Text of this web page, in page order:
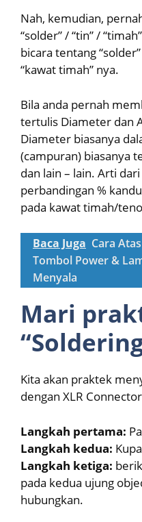
Nah, kemudian,
“solder” / “tin” /
bicara tentang
“kawat timah” nya.
Bila anda pernah
tertulis Diameter dan
Diameter biasanya
(campuran) biasanya
dan lain – lain. Arti
perbandingan %
pada kawat timah/
Baca Juga Cara
Tombol Power &
Menyala
Mari
Kita akan praktek
dengan XLR
Langkah pertama:
Langkah kedua:
Langkah ketiga:
pada kedua ujung
hubungkan.